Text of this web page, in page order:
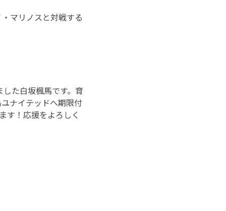
マリノスと対戦する
た白坂楓馬です。育
ナイテッドへ期限付
す！応援をよろしく